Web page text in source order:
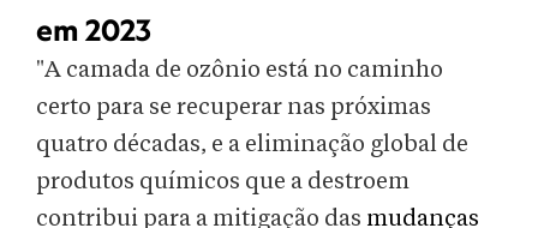
em 2023
"A camada de ozônio está no caminho
certo para se recuperar nas próximas
quatro décadas, e a eliminação global de
produtos químicos que a destroem
contribui para a mitigação das mudanças